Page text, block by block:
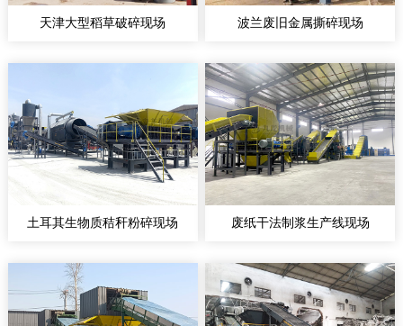
天津大型稻草破碎现场 波兰废旧金属撕碎现场
土耳其生物质秸秆粉碎现场 废纸干法制浆生产线现场